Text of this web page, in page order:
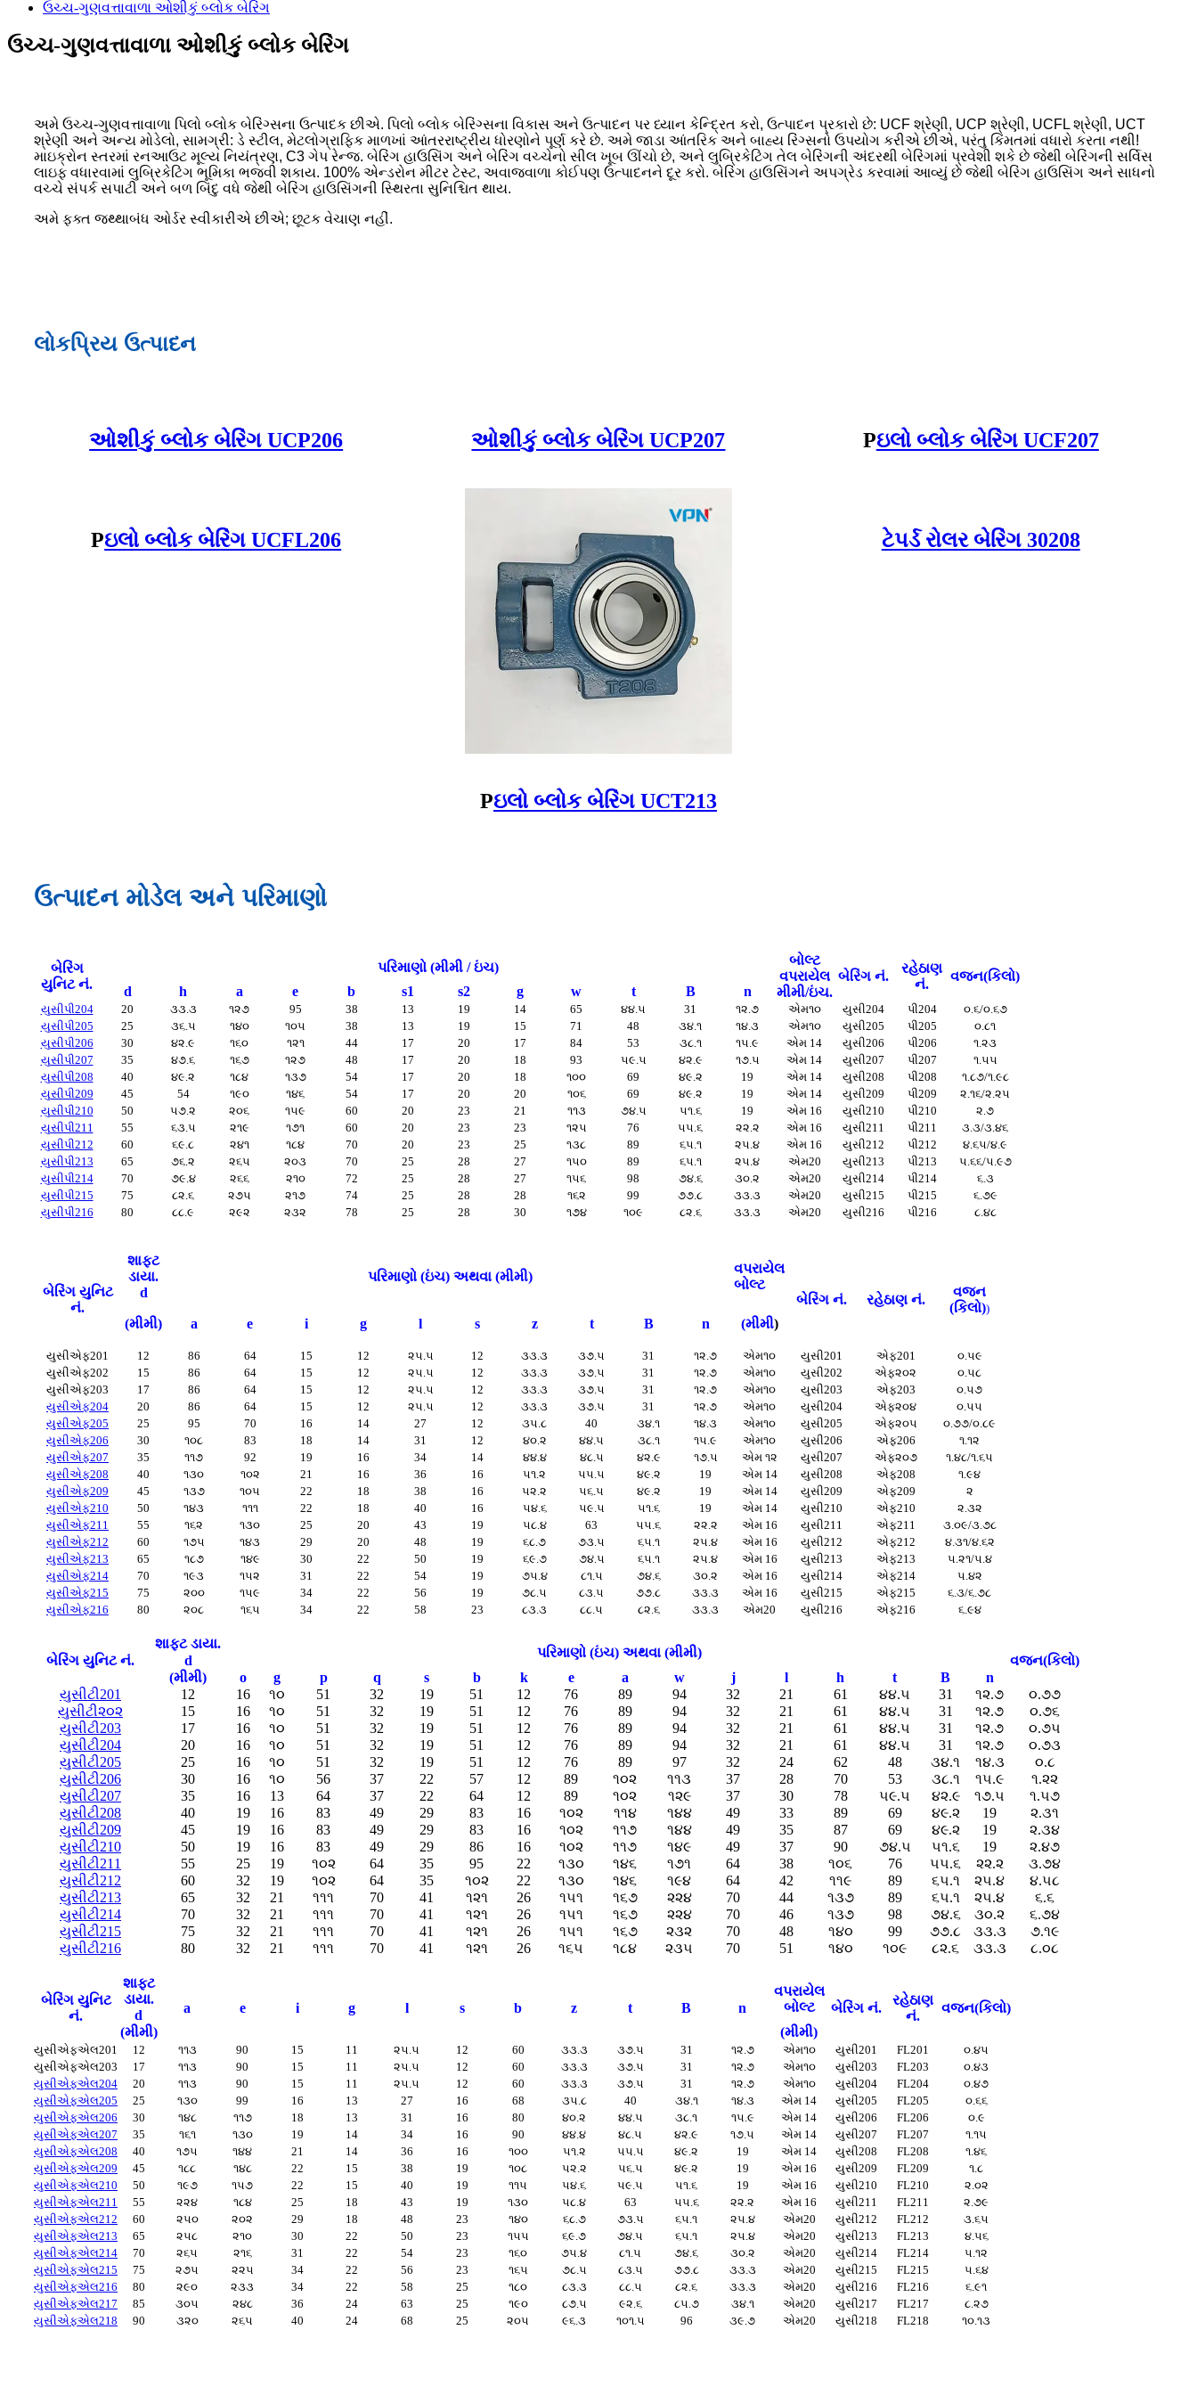
ઉચ્ચ-ગુણવત્તાવાળા ઓશીકું બ્લોક બેરિંગ
ઉચ્ચ-ગુણવત્તાવાળા ઓશીકું બ્લોક બેરિંગ
અમે ઉચ્ચ-ગુણવત્તાવાળા પિલો બ્લોક બેરિંગ્સના ઉત્પાદક છીએ. પિલો બ્લોક બેરિંગ્સના વિકાસ અને ઉત્પાદન પર ધ્યાન કેન્દ્રિત કરો, ઉત્પાદન પ્રકારો છે: UCF શ્રેણી, UCP શ્રેણી, UCFL શ્રેણી, UCT
શ્રેણી અને અન્ય મોડેલો, સામગ્રી: ડે સ્ટીલ, મેટલોગ્રાફિક માળખાં આંતરરાષ્ટ્રીય ધોરણોને પૂર્ણ કરે છે. અમે જાડા આંતરિક અને બાહ્ય રિંગ્સનો ઉપયોગ કરીએ છીએ, પરંતુ કિંમતમાં વધારો કરતા નથી!
માઇક્રોન સ્તરમાં રનઆઉટ મૂલ્ય નિયંત્રણ, C3 ગેપ રેન્જ. બેરિંગ હાઉસિંગ અને બેરિંગ વચ્ચેનો સીલ ખૂબ ઊંચો છે, અને લુબ્રિકેટિંગ તેલ બેરિંગની અંદરથી બેરિંગમાં પ્રવેશી શકે છે જેથી બેરિંગની સર્વિસ
લાઇફ વધારવામાં લુબ્રિકેટિંગ ભૂમિકા ભજવી શકાય. 100% એન્ડરોન મીટર ટેસ્ટ, અવાજવાળા કોઈપણ ઉત્પાદનને દૂર કરો. બેરિંગ હાઉસિંગને અપગ્રેડ કરવામાં આવ્યું છે જેથી બેરિંગ હાઉસિંગ અને સાધનો
વચ્ચે સંપર્ક સપાટી અને બળ બિંદુ વધે જેથી બેરિંગ હાઉસિંગની સ્થિરતા સુનિશ્ચિત થાય.
અમે ફક્ત જથ્થાબંધ ઓર્ડર સ્વીકારીએ છીએ; છૂટક વેચાણ નહીં.
લોકપ્રિય ઉત્પાદન
ઓશીકું બ્લોક બેરિંગ UCP206 ઓશીકું બ્લોક બેરિંગ UCP207 Pઇલો બ્લોક બેરિંગ UCF207
Pઇલો બ્લોક બેરિંગ UCFL206
Pઇલો બ્લોક બેરિંગ UCT213
ટેપર્ડ રોલર બેરિંગ 30208
ઉત્પાદન મોડેલ અને પરિમાણો
બેરિંગ
યુનિટ નં.
પરિમાણો (મીમી / ઇંચ)
બોલ્ટ
વપરાયેલ
મીમી/ઇંચ.
બેરિંગ નં.
રહેઠાણ
નં.
વજન(કિલો)
d
h a e b s1 s2 g w t B n
યુસીપી204 20 ૩૩.૩ ૧૨૭ 95 38 13 19 14 65 ૪૪.૫ 31 ૧૨.૭ એમ૧૦ યુસી204 પી204
૦.૬/૦.૬૭
યુસીપી205
25 ૩૬.૫ ૧૪૦ ૧૦૫ 38 13 19 15 71 48 ૩૪.૧ ૧૪.૩ એમ૧૦ યુસી205 પી205
૦.૮૧
યુસીપી206
30 ૪૨.૯ ૧૬૦ ૧૨૧ 44 17 20 17 84 53 ૩૮.૧ ૧૫.૯ એમ 14 યુસી206 પી206
૧.૨૩
યુસીપી207
35 ૪૭.૬ ૧૬૭ ૧૨૭ 48 17 20 18 93 ૫૯.૫ ૪૨.૯ ૧૭.૫ એમ 14 યુસી207 પી207
૧.૫૫
યુસીપી208
40 ૪૯.૨ ૧૮૪ ૧૩૭ 54 17 20 18 ૧૦૦ 69 ૪૯.૨ 19 એમ 14 યુસી208 પી208
૧.૮૭/૧.૯૮
યુસીપી209
45 54 ૧૯૦ ૧૪૬ 54 17 20 20 ૧૦૬ 69 ૪૯.૨ 19 એમ 14 યુસી209 પી209
૨.૧૬/૨.૨૫
યુસીપી210
50 ૫૭.૨ ૨૦૬ ૧૫૯ 60 20 23 21 ૧૧૩ ૭૪.૫ ૫૧.૬ 19 એમ 16 યુસી210 પી210
૨.૭
યુસીપી211
55 ૬૩.૫ ૨૧૯ ૧૭૧ 60 20 23 23 ૧૨૫ 76 ૫૫.૬ ૨૨.૨ એમ 16 યુસી211 પી211
૩.૩/૩.૪૬
યુસીપી212
60 ૬૯.૮ ૨૪૧ ૧૮૪ 70 20 23 25 ૧૩૮ 89 ૬૫.૧ ૨૫.૪ એમ 16 યુસી212 પી212
૪.૬૫/૪.૯
યુસીપી213
65 ૭૬.૨ ૨૬૫ ૨૦૩ 70 25 28 27 ૧૫૦ 89 ૬૫.૧ ૨૫.૪ એમ20 યુસી213 પી213
૫.૬૬/૫.૯૭
યુસીપી214
70 ૭૯.૪ ૨૬૬ ૨૧૦ 72 25 28 27 ૧૫૬ 98 ૭૪.૬ ૩૦.૨ એમ20 યુસી214 પી214
૬.૩
યુસીપી215
75 ૮૨.૬ ૨૭૫ ૨૧૭ 74 25 28 28 ૧૬૨ 99 ૭૭.૮ ૩૩.૩ એમ20 યુસી215 પી215
૬.૭૯
યુસીપી216
80 ૮૮.૯ ૨૯૨ ૨૩૨ 78 25 28 30 ૧૭૪ ૧૦૯ ૮૨.૬ ૩૩.૩ એમ20 યુસી216 પી216 ૮.૪૮
બેરિંગ યુનિટ
નં.
શાફ્ટ
ડાયા.
પરિમાણો (ઇંચ) અથવા (મીમી)
વપરાયેલ
બોલ્ટ
બેરિંગ નં.
રહેઠાણ નં.
વજન
(કિલો))
d
(મીમી) a e i g l s z t B n (મીમી)
યુસીએફ201 12 86 64 15 12 ૨૫.૫ 12 ૩૩.૩ ૩૭.૫ 31 ૧૨.૭ એમ૧૦ યુસી201 એફ201
૦.૫૯
યુસીએફ202
15 86 64 15 12 ૨૫.૫ 12 ૩૩.૩ ૩૭.૫ 31 ૧૨.૭ એમ૧૦ યુસી202 એફ૨૦૨
૦.૫૮
યુસીએફ203
17 86 64 15 12 ૨૫.૫ 12 ૩૩.૩ ૩૭.૫ 31 ૧૨.૭ એમ૧૦ યુસી203 એફ203
૦.૫૭
યુસીએફ204
20 86 64 15 12 ૨૫.૫ 12 ૩૩.૩ ૩૭.૫ 31 ૧૨.૭ એમ૧૦ યુસી204 એફ૨૦૪
૦.૫૫
યુસીએફ205
25 95 70 16 14 27 12 ૩૫.૮ 40 ૩૪.૧ ૧૪.૩ એમ૧૦ યુસી205 એફ૨૦૫
૦.૭૭/૦.૮૯
યુસીએફ206
30 ૧૦૮ 83 18 14 31 12 ૪૦.૨ ૪૪.૫ ૩૮.૧ ૧૫.૯ એમ૧૦ યુસી206 એફ206
૧.૧૨
યુસીએફ207
35 ૧૧૭ 92 19 16 34 14 ૪૪.૪ ૪૮.૫ ૪૨.૯ ૧૭.૫ એમ ૧૨ યુસી207 એફ૨૦૭
૧.૪૮/૧.૬૫
યુસીએફ208
40 ૧૩૦ ૧૦૨ 21 16 36 16 ૫૧.૨ ૫૫.૫ ૪૯.૨ 19 એમ 14 યુસી208 એફ208
૧.૯૪
યુસીએફ209
45 ૧૩૭ ૧૦૫ 22 18 38 16 ૫૨.૨ ૫૬.૫ ૪૯.૨ 19 એમ 14 યુસી209 એફ209
૨
યુસીએફ210
50 ૧૪૩ ૧૧૧ 22 18 40 16 ૫૪.૬ ૫૯.૫ ૫૧.૬ 19 એમ 14 યુસી210 એફ210
૨.૩૨
યુસીએફ211
55 ૧૬૨ ૧૩૦ 25 20 43 19 ૫૮.૪ 63 ૫૫.૬ ૨૨.૨ એમ 16 યુસી211 એફ211
૩.૦૯/૩.૭૮
યુસીએફ212
60 ૧૭૫ ૧૪૩ 29 20 48 19 ૬૮.૭ ૭૩.૫ ૬૫.૧ ૨૫.૪ એમ 16 યુસી212 એફ212
૪.૩૧/૪.૬૨
યુસીએફ213
65 ૧૮૭ ૧૪૯ 30 22 50 19 ૬૯.૭ ૭૪.૫ ૬૫.૧ ૨૫.૪ એમ 16 યુસી213 એફ213
૫.૨૧/૫.૪
યુસીએફ214
70 ૧૯૩ ૧૫૨ 31 22 54 19 ૭૫.૪ ૮૧.૫ ૭૪.૬ ૩૦.૨ એમ 16 યુસી214 એફ214
૫.૪૨
યુસીએફ215
75 ૨૦૦ ૧૫૯ 34 22 56 19 ૭૮.૫ ૮૩.૫ ૭૭.૮ ૩૩.૩ એમ 16 યુસી215 એફ215
૬.૩/૬.૭૮
યુસીએફ216
80 ૨૦૮ ૧૬૫ 34 22 58 23 ૮૩.૩ ૮૮.૫ ૮૨.૬ ૩૩.૩ એમ20 યુસી216 એફ216 ૬.૯૪
બેરિંગ યુનિટ નં.
શાફ્ટ ડાયા.
પરિમાણો (ઇંચ) અથવા (મીમી)
વજન(કિલો)
d
(મીમી)
o g p q s b k e a w j l h t B
n
યુસીટી201
12 16 ૧૦ 51 32 19 51 12 76 89 94 32 21 61 ૪૪.૫ 31 ૧૨.૭
૦.૭૭
યુસીટી૨૦૨
15 16 ૧૦ 51 32 19 51 12 76 89 94 32 21 61 ૪૪.૫ 31 ૧૨.૭
૦.૭૬
યુસીટી203
17 16 ૧૦ 51 32 19 51 12 76 89 94 32 21 61 ૪૪.૫ 31 ૧૨.૭
૦.૭૫
યુસીટી204
20 16 ૧૦ 51 32 19 51 12 76 89 94 32 21 61 ૪૪.૫ 31 ૧૨.૭
૦.૭૩
યુસીટી205
25 16 ૧૦ 51 32 19 51 12 76 89 97 32 24 62 48 ૩૪.૧ ૧૪.૩
૦.૮
યુસીટી206
30 16 ૧૦ 56 37 22 57 12 89 ૧૦૨ ૧૧૩ 37 28 70 53 ૩૮.૧ ૧૫.૯
૧.૨૨
યુસીટી207
35 16 13 64 37 22 64 12 89 ૧૦૨ ૧૨૯ 37 30 78 ૫૯.૫ ૪૨.૯ ૧૭.૫
૧.૫૭
યુસીટી208
40 19 16 83 49 29 83 16 ૧૦૨ ૧૧૪ ૧૪૪ 49 33 89 69 ૪૯.૨ 19
૨.૩૧
યુસીટી209
45 19 16 83 49 29 83 16 ૧૦૨ ૧૧૭ ૧૪૪ 49 35 87 69 ૪૯.૨ 19
૨.૩૪
યુસીટી210
50 19 16 83 49 29 86 16 ૧૦૨ ૧૧૭ ૧૪૯ 49 37 90 ૭૪.૫ ૫૧.૬ 19
૨.૪૭
યુસીટી211
55 25 19 ૧૦૨ 64 35 95 22 ૧૩૦ ૧૪૬ ૧૭૧ 64 38 ૧૦૬ 76 ૫૫.૬ ૨૨.૨
૩.૭૪
યુસીટી212
60 32 19 ૧૦૨ 64 35 ૧૦૨ 22 ૧૩૦ ૧૪૬ ૧૯૪ 64 42 ૧૧૯ 89 ૬૫.૧ ૨૫.૪
૪.૫૮
યુસીટી213
65 32 21 ૧૧૧ 70 41 ૧૨૧ 26 ૧૫૧ ૧૬૭ ૨૨૪ 70 44 ૧૩૭ 89 ૬૫.૧ ૨૫.૪
૬.૬
યુસીટી214
70 32 21 ૧૧૧ 70 41 ૧૨૧ 26 ૧૫૧ ૧૬૭ ૨૨૪ 70 46 ૧૩૭ 98 ૭૪.૬ ૩૦.૨
૬.૭૪
યુસીટી215
75 32 21 ૧૧૧ 70 41 ૧૨૧ 26 ૧૫૧ ૧૬૭ ૨૩૨ 70 48 ૧૪૦ 99 ૭૭.૮ ૩૩.૩
૭.૧૯
યુસીટી216
80 32 21 ૧૧૧ 70 41 ૧૨૧ 26 ૧૬૫ ૧૮૪ ૨૩૫ 70 51 ૧૪૦ ૧૦૯ ૮૨.૬ ૩૩.૩ ૮.૦૮
બેરિંગ યુનિટ
નં.
શાફ્ટ
ડાયા.
a e i g l s b z t B n
વપરાયેલ
બોલ્ટ
બેરિંગ નં.
રહેઠાણ
નં.
વજન(કિલો)
d
(મીમી)
(મીમી)
યુસીએફએલ201 12 ૧૧૩ 90 15 11 ૨૫.૫ 12 60 ૩૩.૩ ૩૭.૫ 31 ૧૨.૭ એમ૧૦ યુસી201 FL201
૦.૪૫
યુસીએફએલ203
17 ૧૧૩ 90 15 11 ૨૫.૫ 12 60 ૩૩.૩ ૩૭.૫ 31 ૧૨.૭ એમ૧૦ યુસી203 FL203
૦.૪૩
યુસીએફએલ204
20 ૧૧૩ 90 15 11 ૨૫.૫ 12 60 ૩૩.૩ ૩૭.૫ 31 ૧૨.૭ એમ૧૦ યુસી204 FL204
૦.૪૭
યુસીએફએલ205
25 ૧૩૦ 99 16 13 27 16 68 ૩૫.૮ 40 ૩૪.૧ ૧૪.૩ એમ 14 યુસી205 FL205
૦.૬૬
યુસીએફએલ206
30 ૧૪૮ ૧૧૭ 18 13 31 16 80 ૪૦.૨ ૪૪.૫ ૩૮.૧ ૧૫.૯ એમ 14 યુસી206 FL206
૦.૯
યુસીએફએલ207
35 ૧૬૧ ૧૩૦ 19 14 34 16 90 ૪૪.૪ ૪૮.૫ ૪૨.૯ ૧૭.૫ એમ 14 યુસી207 FL207
૧.૧૫
યુસીએફએલ208
40 ૧૭૫ ૧૪૪ 21 14 36 16 ૧૦૦ ૫૧.૨ ૫૫.૫ ૪૯.૨ 19 એમ 14 યુસી208 FL208
૧.૪૬
યુસીએફએલ209
45 ૧૮૮ ૧૪૮ 22 15 38 19 ૧૦૮ ૫૨.૨ ૫૬.૫ ૪૯.૨ 19 એમ 16 યુસી209 FL209
૧.૮
યુસીએફએલ210
50 ૧૯૭ ૧૫૭ 22 15 40 19 ૧૧૫ ૫૪.૬ ૫૯.૫ ૫૧.૬ 19 એમ 16 યુસી210 FL210
૨.૦૨
યુસીએફએલ211
55 ૨૨૪ ૧૮૪ 25 18 43 19 ૧૩૦ ૫૮.૪ 63 ૫૫.૬ ૨૨.૨ એમ 16 યુસી211 FL211
૨.૭૯
યુસીએફએલ212
60 ૨૫૦ ૨૦૨ 29 18 48 23 ૧૪૦ ૬૮.૭ ૭૩.૫ ૬૫.૧ ૨૫.૪ એમ20 યુસી212 FL212
૩.૬૫
યુસીએફએલ213
65 ૨૫૮ ૨૧૦ 30 22 50 23 ૧૫૫ ૬૯.૭ ૭૪.૫ ૬૫.૧ ૨૫.૪ એમ20 યુસી213 FL213
૪.૫૬
યુસીએફએલ214
70 ૨૬૫ ૨૧૬ 31 22 54 23 ૧૬૦ ૭૫.૪ ૮૧.૫ ૭૪.૬ ૩૦.૨ એમ20 યુસી214 FL214
૫.૧૨
યુસીએફએલ215
75 ૨૭૫ ૨૨૫ 34 22 56 23 ૧૬૫ ૭૮.૫ ૮૩.૫ ૭૭.૮ ૩૩.૩ એમ20 યુસી215 FL215
૫.૬૪
યુસીએફએલ216
80 ૨૯૦ ૨૩૩ 34 22 58 25 ૧૮૦ ૮૩.૩ ૮૮.૫ ૮૨.૬ ૩૩.૩ એમ20 યુસી216 FL216
૬.૯૧
યુસીએફએલ217
85 ૩૦૫ ૨૪૮ 36 24 63 25 ૧૯૦ ૮૭.૫ ૯૨.૬ ૮૫.૭ ૩૪.૧ એમ20 યુસી217 FL217
૮.૨૭
યુસીએફએલ218
90 ૩૨૦ ૨૬૫ 40 24 68 25 ૨૦૫ ૯૬.૩ ૧૦૧.૫ 96 ૩૯.૭ એમ20 યુસી218 FL218 ૧૦.૧૩